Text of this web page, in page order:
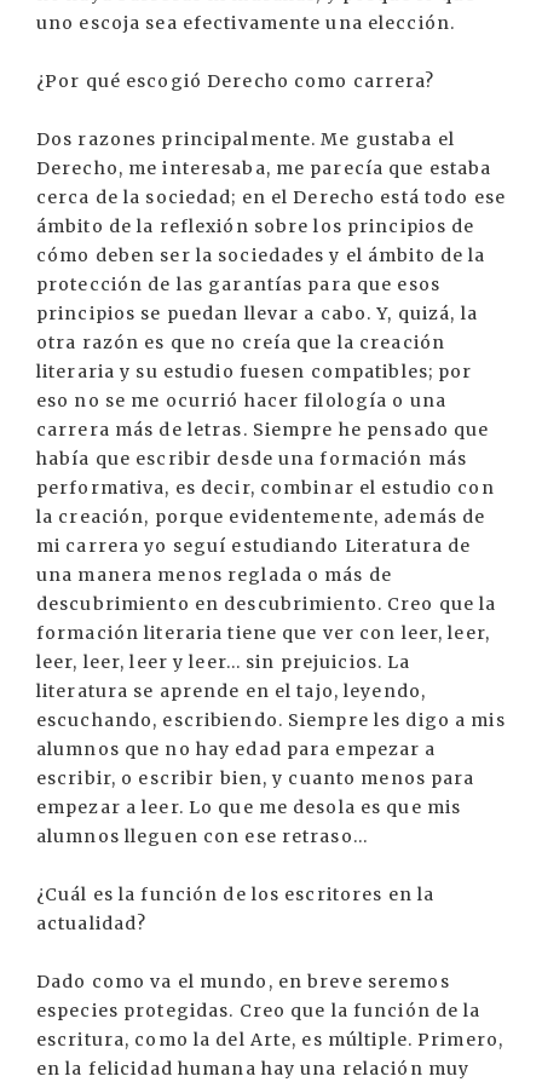
uno escoja sea efectivamente una elección.
¿Por qué escogió Derecho como carrera?
Dos razones principalmente. Me gustaba el
Derecho, me interesaba, me parecía que estaba
cerca de la sociedad; en el Derecho está todo ese
ámbito de la reflexión sobre los principios de
cómo deben ser la sociedades y el ámbito de la
protección de las garantías para que esos
principios se puedan llevar a cabo. Y, quizá, la
otra razón es que no creía que la creación
literaria y su estudio fuesen compatibles; por
eso no se me ocurrió hacer filología o una
carrera más de letras. Siempre he pensado que
había que escribir desde una formación más
performativa, es decir, combinar el estudio con
la creación, porque evidentemente, además de
mi carrera yo seguí estudiando Literatura de
una manera menos reglada o más de
descubrimiento en descubrimiento. Creo que la
formación literaria tiene que ver con leer, leer,
leer, leer, leer y leer... sin prejuicios. La
literatura se aprende en el tajo, leyendo,
escuchando, escribiendo. Siempre les digo a mis
alumnos que no hay edad para empezar a
escribir, o escribir bien, y cuanto menos para
empezar a leer. Lo que me desola es que mis
alumnos lleguen con ese retraso...
¿Cuál es la función de los escritores en la
actualidad?
Dado como va el mundo, en breve seremos
especies protegidas. Creo que la función de la
escritura, como la del Arte, es múltiple. Primero,
en la felicidad humana hay una relación muy